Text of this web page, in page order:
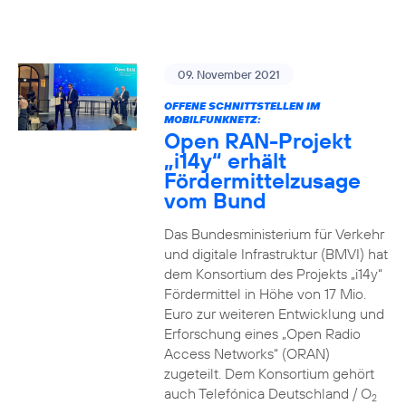
09. November 2021
OFFENE SCHNITTSTELLEN IM
MOBILFUNKNETZ:
Open RAN-Projekt
„i14y“ erhält
Fördermittelzusage
vom Bund
Das Bundesministerium für Verkehr
und digitale Infrastruktur (BMVI) hat
dem Konsortium des Projekts „i14y“
Fördermittel in Höhe von 17 Mio.
Euro zur weiteren Entwicklung und
Erforschung eines „Open Radio
Access Networks“ (ORAN)
zugeteilt. Dem Konsortium gehört
auch Telefónica Deutschland / O2